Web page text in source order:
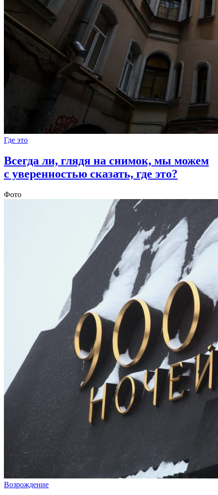
Где это
Всегда ли, глядя на снимок, мы можем
с уверенностью сказать, где это?
Фото
Возрождение